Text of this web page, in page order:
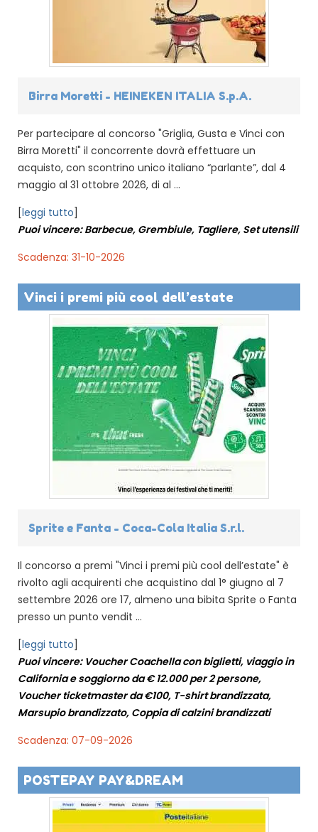
Birra Moretti - HEINEKEN ITALIA S.p.A.
Per partecipare al concorso "Griglia, Gusta e Vinci con
Birra Moretti" il concorrente dovrà effettuare un
acquisto, con scontrino unico italiano “parlante”, dal 4
maggio al 31 ottobre 2026, di al ...
[leggi tutto]
Puoi vincere: Barbecue, Grembiule, Tagliere, Set utensili
Scadenza: 31-10-2026
Vinci i premi più cool dell’estate
Sprite e Fanta - Coca-Cola Italia S.r.l.
Il concorso a premi "Vinci i premi più cool dell’estate" è
rivolto agli acquirenti che acquistino dal 1° giugno al 7
settembre 2026 ore 17, almeno una bibita Sprite o Fanta
presso un punto vendit ...
[leggi tutto]
Puoi vincere: Voucher Coachella con biglietti, viaggio in
California e soggiorno da € 12.000 per 2 persone,
Voucher ticketmaster da €100, T-shirt brandizzata,
Marsupio brandizzato, Coppia di calzini brandizzati
Scadenza: 07-09-2026
POSTEPAY PAY&DREAM